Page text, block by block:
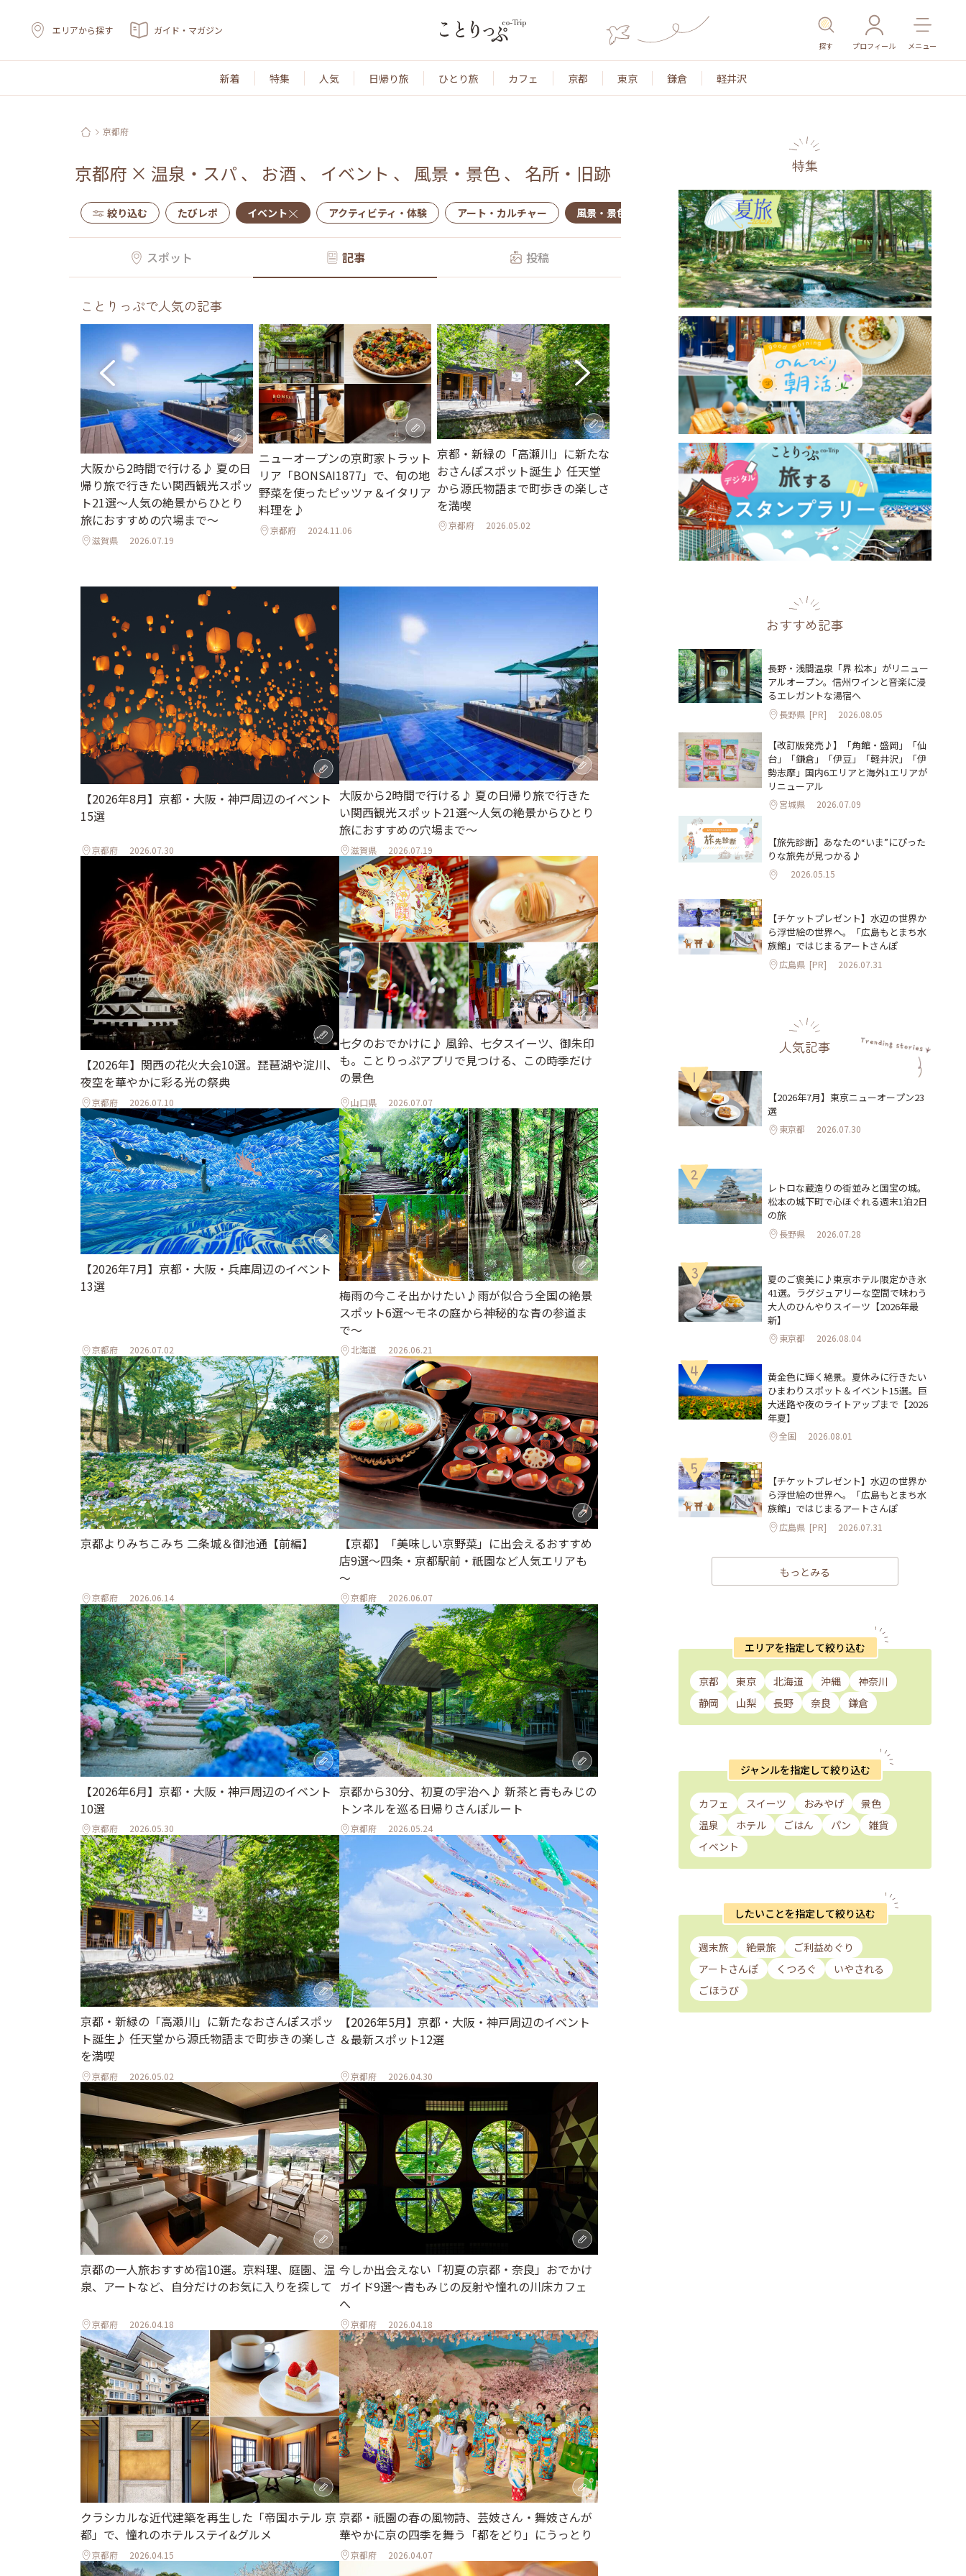
エリアから探す ガイド・マガジン
探す プロフィール メニュー
新着 特集 人気 日帰り旅 ひとり旅 カフェ 京都 東京 鎌倉 軽井沢
京都府
京都府 × 温泉・スパ 、 お酒 、 イベント 、 風景・景色 、 名所・旧跡
絞り込む たびレポ イベント アクティビティ・体験 アート・カルチャー 風景・景色 名所・旧跡 温泉・スパ その他施設 ごはん
スポット 記事 投稿
ことりっぷで人気の記事
大阪から2時間で行ける♪ 夏の日
帰り旅で行きたい関西観光スポッ
ト21選～人気の絶景からひとり
旅におすすめの穴場まで～
滋賀県 2026.07.19
ニューオープンの京町家トラット
リア「BONSAI1877」で、旬の地
野菜を使ったピッツァ＆イタリア
料理を♪
京都府 2024.11.06
京都・新緑の「高瀬川」に新たな
おさんぽスポット誕生♪ 任天堂
から源氏物語まで町歩きの楽しさ
を満喫
京都府 2026.05.02
京都・二条城から京都御苑へ街な
かの桜さんぽ♪ お庭や名建築、
カフェめぐりも
2026.03.23
【2026年8月】京都・大阪・神戸周辺のイベント
15選
京都府 2026.07.30
大阪から2時間で行ける♪ 夏の日帰り旅で行きた
い関西観光スポット21選～人気の絶景からひとり
旅におすすめの穴場まで～
滋賀県 2026.07.19
【2026年】関西の花火大会10選。琵琶湖や淀川、
夜空を華やかに彩る光の祭典
京都府 2026.07.10
七夕のおでかけに♪ 風鈴、七夕スイーツ、御朱印
も。ことりっぷアプリで見つける、この時季だけ
の景色
山口県 2026.07.07
【2026年7月】京都・大阪・兵庫周辺のイベント
13選
京都府 2026.07.02
梅雨の今こそ出かけたい♪雨が似合う全国の絶景
スポット6選～モネの庭から神秘的な青の参道ま
で～
北海道 2026.06.21
京都よりみちこみち 二条城＆御池通【前編】
京都府 2026.06.14
【京都】「美味しい京野菜」に出会えるおすすめ
店9選～四条・京都駅前・祇園など人気エリアも
～
京都府 2026.06.07
【2026年6月】京都・大阪・神戸周辺のイベント
10選
京都府 2026.05.30
京都から30分、初夏の宇治へ♪ 新茶と青もみじの
トンネルを巡る日帰りさんぽルート
京都府 2026.05.24
京都・新緑の「高瀬川」に新たなおさんぽスポッ
ト誕生♪ 任天堂から源氏物語まで町歩きの楽しさ
を満喫
京都府 2026.05.02
【2026年5月】京都・大阪・神戸周辺のイベント
＆最新スポット12選
京都府 2026.04.30
京都の一人旅おすすめ宿10選。京料理、庭園、温
泉、アートなど、自分だけのお気に入りを探して
京都府 2026.04.18
今しか出会えない「初夏の京都・奈良」おでかけ
ガイド9選～青もみじの反射や憧れの川床カフェ
へ
京都府 2026.04.18
クラシカルな近代建築を再生した「帝国ホテル 京
都」で、憧れのホテルステイ&グルメ
京都府 2026.04.15
京都・祇園の春の風物詩、芸妓さん・舞妓さんが
華やかに京の四季を舞う「都をどり」にうっとり
京都府 2026.04.07
特集
おすすめ記事
長野・浅間温泉「界 松本」がリニュー
アルオープン。信州ワインと音楽に浸
るエレガントな湯宿へ
長野県 [PR] 2026.08.05
【改訂版発売♪】「角館・盛岡」「仙
台」「鎌倉」「伊豆」「軽井沢」「伊
勢志摩」国内6エリアと海外1エリアが
リニューアル
宮城県 2026.07.09
【旅先診断】あなたの“いま”にぴった
りな旅先が見つかる♪
2026.05.15
【チケットプレゼント】水辺の世界か
ら浮世絵の世界へ。「広島もとまち水
族館」ではじまるアートさんぽ
広島県 [PR] 2026.07.31
人気記事
1
【2026年7月】東京ニューオープン23
選
東京都 2026.07.30
2
レトロな蔵造りの街並みと国宝の城。
松本の城下町で心ほぐれる週末1泊2日
の旅
長野県 2026.07.28
3
夏のご褒美に♪東京ホテル限定かき氷
41選。ラグジュアリーな空間で味わう
大人のひんやりスイーツ【2026年最
新】
東京都 2026.08.04
4
黄金色に輝く絶景。夏休みに行きたい
ひまわりスポット＆イベント15選。巨
大迷路や夜のライトアップまで【2026
年夏】
全国 2026.08.01
5
【チケットプレゼント】水辺の世界か
ら浮世絵の世界へ。「広島もとまち水
族館」ではじまるアートさんぽ
広島県 [PR] 2026.07.31
もっとみる
エリアを指定して絞り込む
京都 東京 北海道 沖縄
神奈川
静岡
山梨 長野 奈良 鎌倉
ジャンルを指定して絞り込む
カフェ スイーツ おみやげ
景色
温泉
ホテル ごはん パン
雑貨
イベント
したいことを指定して絞り込む
週末旅 絶景旅
ご利益めぐり
アートさんぽ
くつろぐ
いやされる
ごほうび